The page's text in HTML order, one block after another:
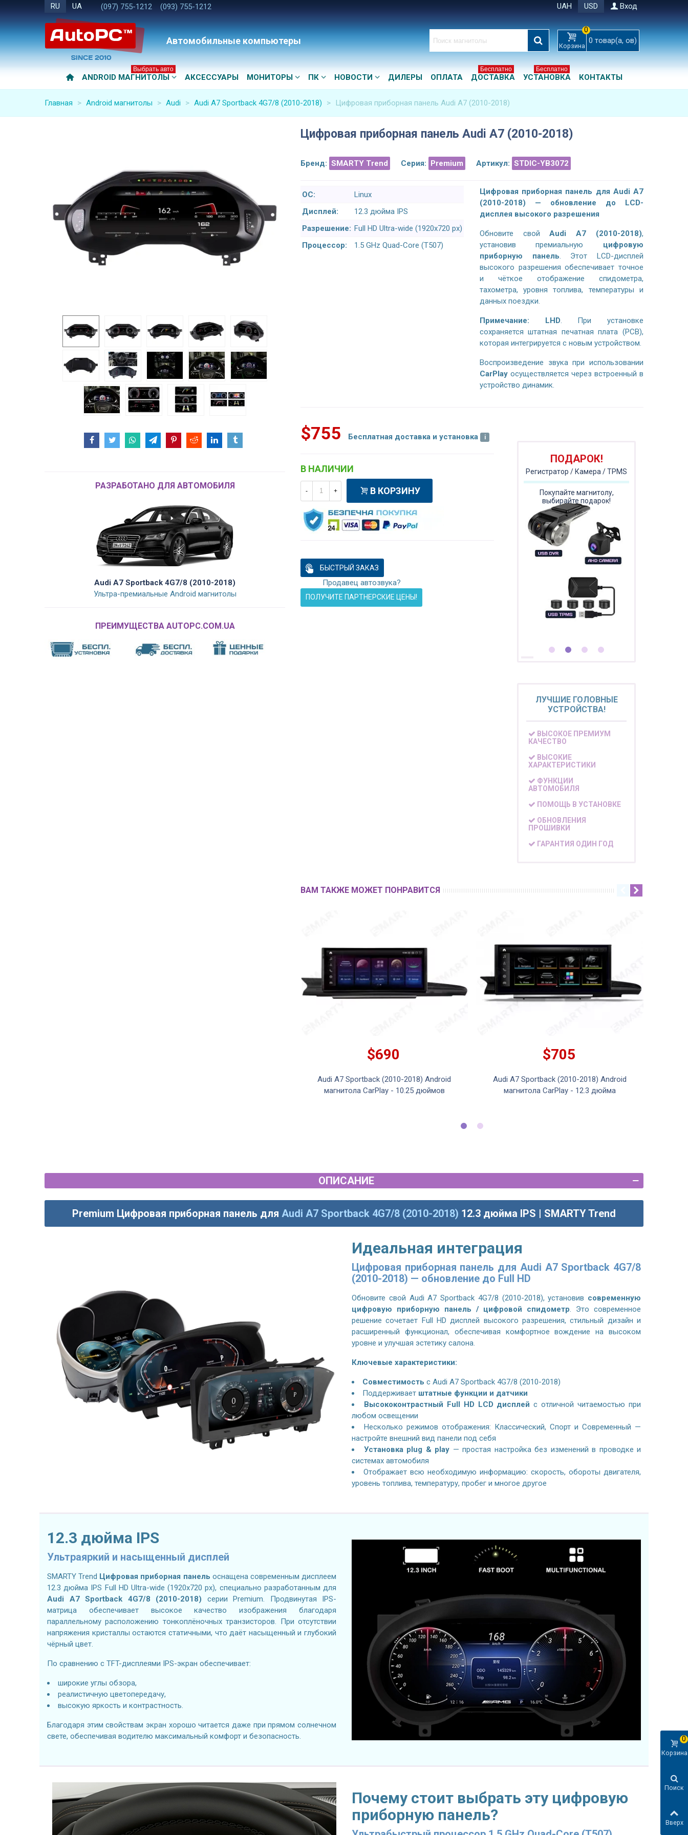
RU UA (097) 755-1212 (093) 755-1212 UAH USD Вход
Автомобильные компьютеры Корзина
0
0 товар(а, ов)
ANDROID МАГНИТОЛЫ
Выбрать авто
АКСЕССУАРЫ МОНИТОРЫ ПК НОВОСТИ ДИЛЕРЫ ОПЛАТА ДОСТАВКА
Бесплатно
УСТАНОВКА
Бесплатно
КОНТАКТЫ
Главная > Android магнитолы > Audi > Audi A7 Sportback 4G7/8 (2010-2018) > Цифровая приборная панель Audi A7 (2010-2018)
РАЗРАБОТАНО ДЛЯ АВТОМОБИЛЯ
Audi A7 Sportback 4G7/8 (2010-2018)
Ультра-премиальные Android магнитолы
ПРЕИМУЩЕСТВА AUTOPC.COM.UA
Цифровая приборная панель Audi A7 (2010-2018)
Бренд: SMARTY Trend Серия: Premium Артикул: STDIC-YB3072
ОС:
Linux
Дисплей:
12.3 дюйма IPS
Разрешение: Full HD Ultra-wide (1920x720 px)
Процессор:
1.5 GHz Quad-Core (T507)
Цифровая приборная панель для Audi A7
(2010-2018) — обновление до LCD-
дисплея высокого разрешения
Обновите свойAudi A7 (2010-2018),
установив премиальную цифровую
приборную панель. Этот LCD-дисплей
высокого разрешения обеспечивает точное
и чёткое отображение спидометра,
тахометра, уровня топлива, температуры и
данных поездки.
Примечание: LHD. При установке
сохраняется штатная печатная плата (PCB),
которая интегрируется с новым устройством.
Воспроизведение звука при использовании
CarPlayосуществляется через встроенный в
устройство динамик.
$755 Бесплатная доставка и установка
В НАЛИЧИИ
- + В КОРЗИНУ
БЫСТРЫЙ ЗАКАЗ
Продавец автозвука?
ПОЛУЧИТЕ ПАРТНЕРСКИЕ ЦЕНЫ!
ПОДАРОК!
Регистратор / Камера / TPMS
Покупайте магнитолу,
выбирайте подарок!
ЛУЧШИЕ ГОЛОВНЫЕ
УСТРОЙСТВА!
ВЫСОКОЕ ПРЕМИУМ
КАЧЕСТВО
ВЫСОКИЕ
ХАРАКТЕРИСТИКИ
ФУНКЦИИ
АВТОМОБИЛЯ
ПОМОЩЬ В УСТАНОВКЕ
ОБНОВЛЕНИЯ
ПРОШИВКИ
ГАРАНТИЯ ОДИН ГОД
ВАМ ТАКЖЕ МОЖЕТ ПОНРАВИТСЯ
$690
Audi A7 Sportback (2010-2018) Android
магнитола CarPlay - 10.25 дюймов
$705
Audi A7 Sportback (2010-2018) Android
магнитола CarPlay - 12.3 дюйма
ОПИСАНИЕ
Premium Цифровая приборная панель для Audi A7 Sportback 4G7/8 (2010-2018) 12.3 дюйма IPS | SMARTY Trend
Идеальная интеграция
Цифровая приборная панель для Audi A7 Sportback 4G7/8
(2010-2018) — обновление до Full HD
Обновите свой Audi A7 Sportback 4G7/8 (2010-2018), установив современную
цифровую приборную панель / цифровой спидометр. Это современное
решение сочетает Full HD дисплей высокого разрешения, стильный дизайн и
расширенный функционал, обеспечивая комфортное вождение на высоком
уровне и улучшая эстетику салона.
Ключевые характеристики:
Совместимость с Audi A7 Sportback 4G7/8 (2010-2018)
Поддерживает штатные функции и датчики
Высококонтрастный Full HD LCD дисплей с отличной читаемостью при
любом освещении
Несколько режимов отображения: Классический, Спорт и Современный —
настройте внешний вид панели под себя
Установка plug & play — простая настройка без изменений в проводке и
системах автомобиля
Отображает всю необходимую информацию: скорость, обороты двигателя,
уровень топлива, температуру, пробег и многое другое
12.3 дюйма IPS
Ультраяркий и насыщенный дисплей
SMARTY Trend Цифровая приборная панель оснащена современным дисплеем
12.3 дюйма IPS Full HD Ultra-wide (1920x720 px), специально разработанным для
Audi A7 Sportback 4G7/8 (2010-2018) серии Premium. Продвинутая IPS-
матрица обеспечивает высокое качество изображения благодаря
параллельному расположению тонкоплёночных транзисторов. При отсутствии
напряжения кристаллы остаются статичными, что даёт насыщенный и глубокий
чёрный цвет.
По сравнению с TFT-дисплеями IPS-экран обеспечивает:
широкие углы обзора,
реалистичную цветопередачу,
высокую яркость и контрастность.
Благодаря этим свойствам экран хорошо читается даже при прямом солнечном
свете, обеспечивая водителю максимальный комфорт и безопасность.
Почему стоит выбрать эту цифровую
приборную панель?
Корзина
0
Поиск
Вверх